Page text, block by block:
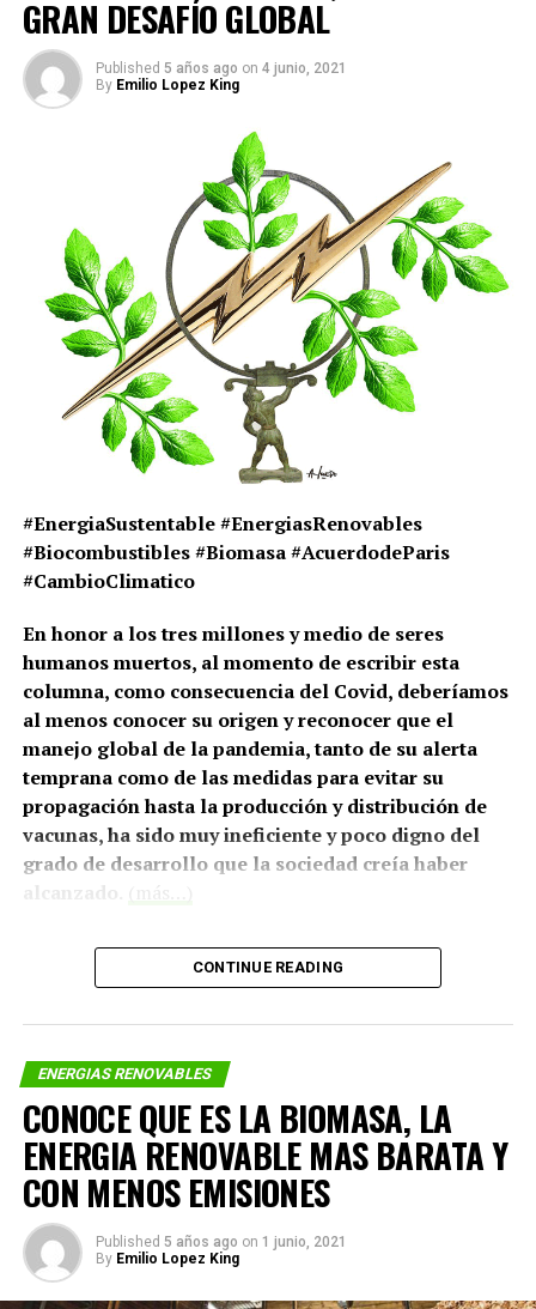
GRAN DESAFÍO GLOBAL
Published 5 años ago on 4 junio, 2021
By Emilio Lopez King
#EnergiaSustentable #EnergiasRenovables
#Biocombustibles #Biomasa #AcuerdodeParis
#CambioClimatico
En honor a los tres millones y medio de seres
humanos muertos, al momento de escribir esta
columna, como consecuencia del Covid, deberíamos
al menos conocer su origen y reconocer que el
manejo global de la pandemia, tanto de su alerta
temprana como de las medidas para evitar su
propagación hasta la producción y distribución de
vacunas, ha sido muy ineficiente y poco digno del
grado de desarrollo que la sociedad creía haber
alcanzado.
CONTINUE READING
ENERGIAS RENOVABLES
CONOCE QUE ES LA BIOMASA, LA
ENERGIA RENOVABLE MAS BARATA Y
CON MENOS EMISIONES
Published 5 años ago on 1 junio, 2021
By Emilio Lopez King